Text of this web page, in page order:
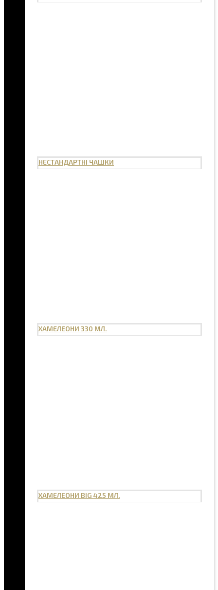
НЕСТАНДАРТНІ ЧАШКИ
ХАМЕЛЕОНИ 330 МЛ.
ХАМЕЛЕОНИ BIG 425 МЛ.